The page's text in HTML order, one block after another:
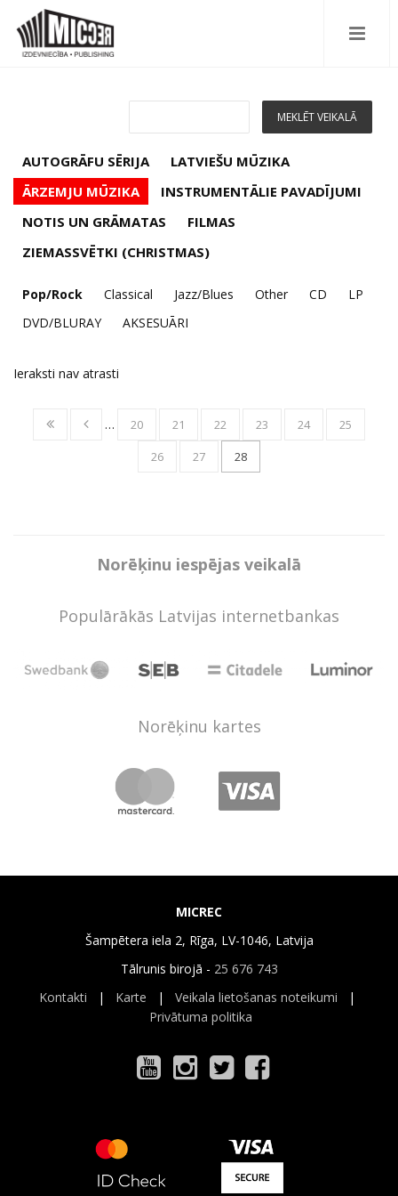
AUTOGRĀFU SĒRIJA
LATVIEŠU MŪZIKA
ĀRZEMJU MŪZIKA
INSTRUMENTĀLIE PAVADĪJUMI
NOTIS UN GRĀMATAS
FILMAS
ZIEMASSVĒTKI (CHRISTMAS)
Pop/Rock Classical Jazz/Blues Other CD
LP
DVD/BLURAY
AKSESUĀRI
Ieraksti nav atrasti
… 20 21 22 23 24
25
26
27 28
Norēķinu iespējas veikalā
Populārākās Latvijas internetbankas
Norēķinu kartes
MICREC
Šampētera iela 2, Rīga, LV-1046, Latvija
Tālrunis birojā - 25 676 743
Kontakti | Karte | Veikala lietošanas noteikumi |
Privātuma politika